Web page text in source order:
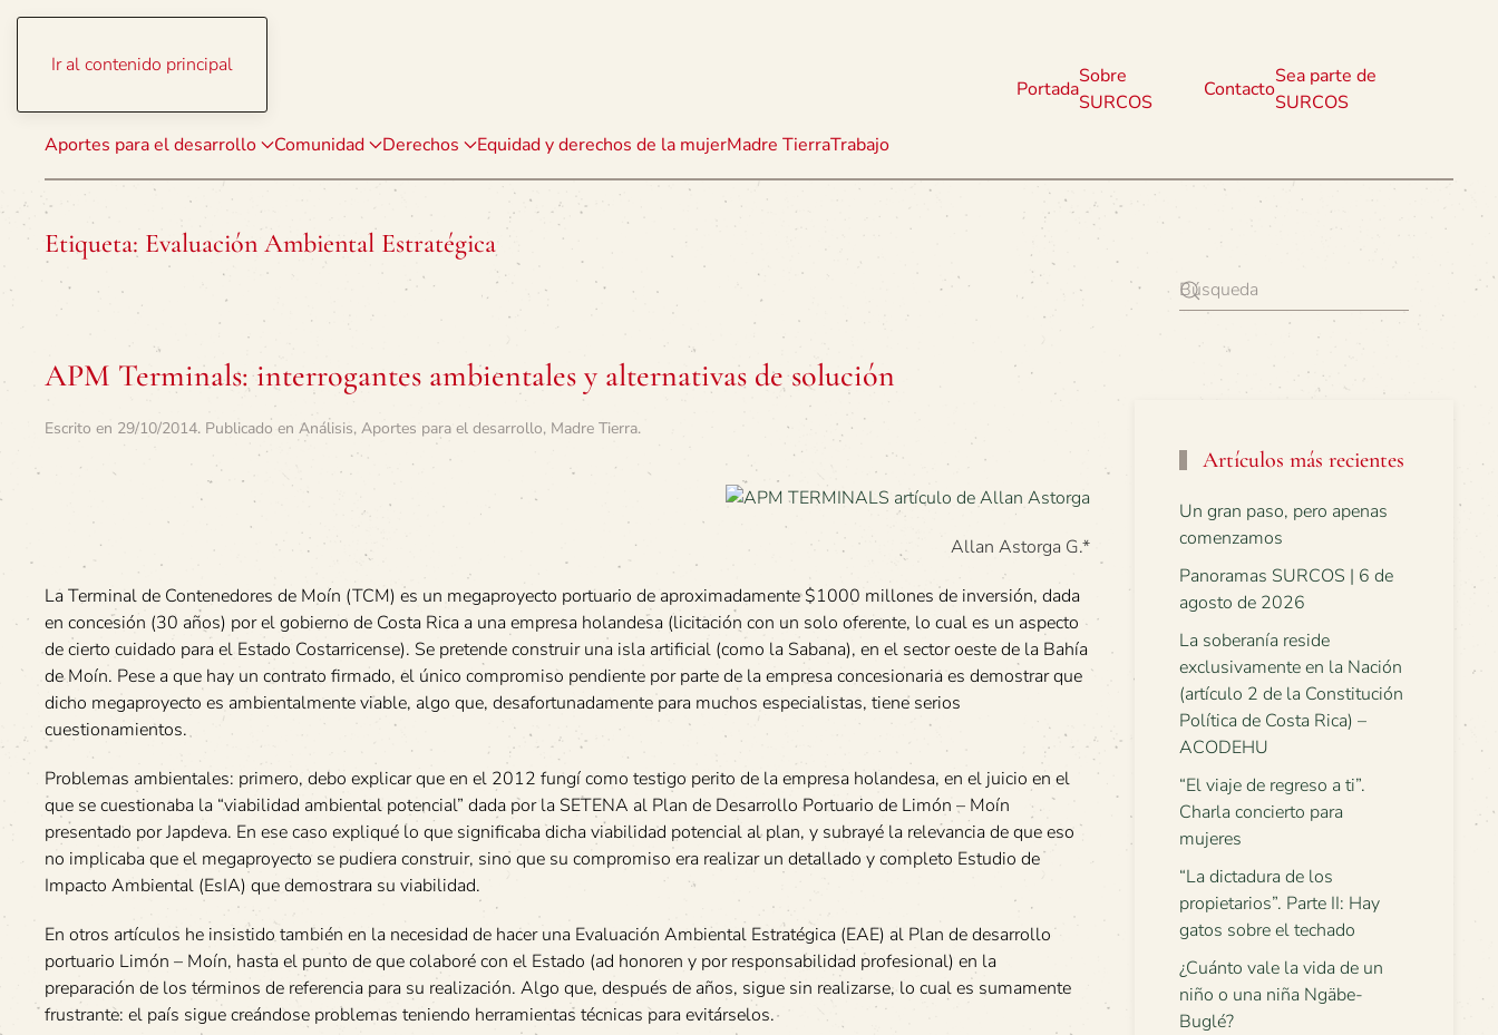
Ir al contenido principal
Aportes para el desarrollo Comunidad Derechos Equidad y derechos de la mujerMadre TierraTrabajo
Portada
Sobre
SURCOS
Contacto
Sea parte de
SURCOS
Etiqueta: Evaluación Ambiental Estratégica
APM Terminals: interrogantes ambientales y alternativas de solución
Escrito en 29/10/2014. Publicado en Análisis, Aportes para el desarrollo, Madre Tierra.
Allan Astorga G.*
La Terminal de Contenedores de Moín (TCM) es un megaproyecto portuario de aproximadamente $1000 millones de inversión, dada
en concesión (30 años) por el gobierno de Costa Rica a una empresa holandesa (licitación con un solo oferente, lo cual es un aspecto
de cierto cuidado para el Estado Costarricense). Se pretende construir una isla artificial (como la Sabana), en el sector oeste de la Bahía
de Moín. Pese a que hay un contrato firmado, el único compromiso pendiente por parte de la empresa concesionaria es demostrar que
dicho megaproyecto es ambientalmente viable, algo que, desafortunadamente para muchos especialistas, tiene serios
cuestionamientos.
Problemas ambientales: primero, debo explicar que en el 2012 fungí como testigo perito de la empresa holandesa, en el juicio en el
que se cuestionaba la “viabilidad ambiental potencial” dada por la SETENA al Plan de Desarrollo Portuario de Limón – Moín
presentado por Japdeva. En ese caso expliqué lo que significaba dicha viabilidad potencial al plan, y subrayé la relevancia de que eso
no implicaba que el megaproyecto se pudiera construir, sino que su compromiso era realizar un detallado y completo Estudio de
Impacto Ambiental (EsIA) que demostrara su viabilidad.
En otros artículos he insistido también en la necesidad de hacer una Evaluación Ambiental Estratégica (EAE) al Plan de desarrollo
portuario Limón – Moín, hasta el punto de que colaboré con el Estado (ad honoren y por responsabilidad profesional) en la
preparación de los términos de referencia para su realización. Algo que, después de años, sigue sin realizarse, lo cual es sumamente
frustrante: el país sigue creándose problemas teniendo herramientas técnicas para evitárselos.
Artículos más recientes
Un gran paso, pero apenas
comenzamos
Panoramas SURCOS | 6 de
agosto de 2026
La soberanía reside
exclusivamente en la Nación
(artículo 2 de la Constitución
Política de Costa Rica) –
ACODEHU
“El viaje de regreso a ti”.
Charla concierto para
mujeres
“La dictadura de los
propietarios”. Parte II: Hay
gatos sobre el techado
¿Cuánto vale la vida de un
niño o una niña Ngäbe-
Buglé?